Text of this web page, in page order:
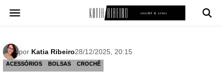
para
por Katia Ribeiro28/12/2025, 20:15
ACESSÓRIOS BOLSAS CROCHÊ